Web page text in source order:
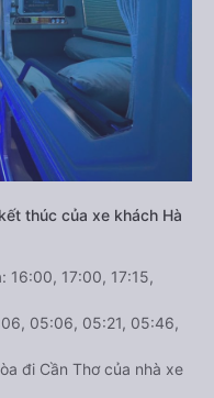
thúc của xe khách Hà
16:00, 17:00, 17:15,
05:06, 05:21, 05:46,
đi Cần Thơ của nhà xe